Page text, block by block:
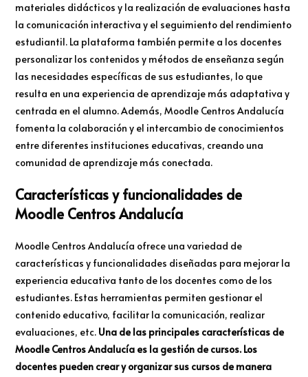
materiales didácticos y la realización de evaluaciones hasta
la comunicación interactiva y el seguimiento del rendimiento
estudiantil. La plataforma también permite a los docentes
personalizar los contenidos y métodos de enseñanza según
las necesidades específicas de sus estudiantes, lo que
resulta en una experiencia de aprendizaje más adaptativa y
centrada en el alumno. Además, Moodle Centros Andalucía
fomenta la colaboración y el intercambio de conocimientos
entre diferentes instituciones educativas, creando una
comunidad de aprendizaje más conectada.
Características y funcionalidades de
Moodle Centros Andalucía
Moodle Centros Andalucía ofrece una variedad de
características y funcionalidades diseñadas para mejorar la
experiencia educativa tanto de los docentes como de los
estudiantes. Estas herramientas permiten gestionar el
contenido educativo, facilitar la comunicación, realizar
evaluaciones, etc. Una de las principales características de
Moodle Centros Andalucía es la gestión de cursos. Los
docentes pueden crear y organizar sus cursos de manera